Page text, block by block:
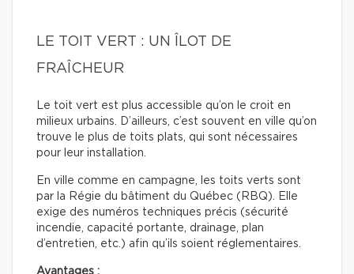
LE TOIT VERT : UN ÎLOT DE
FRAÎCHEUR
Le toit vert est plus accessible qu’on le croit en
milieux urbains. D’ailleurs, c’est souvent en ville qu’on
trouve le plus de toits plats, qui sont nécessaires
pour leur installation.
En ville comme en campagne, les toits verts sont
par la Régie du bâtiment du Québec (RBQ). Elle
exige des numéros techniques précis (sécurité
incendie, capacité portante, drainage, plan
d’entretien, etc.) afin qu’ils soient réglementaires.